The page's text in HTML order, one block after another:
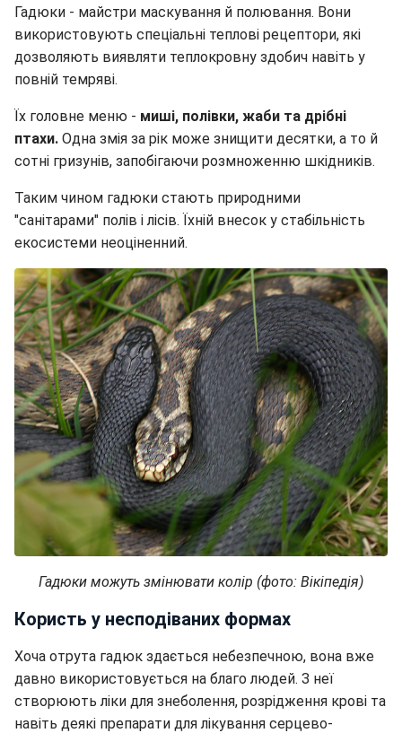
Гадюки - майстри маскування й полювання. Вони
використовують спеціальні теплові рецептори, які
дозволяють виявляти теплокровну здобич навіть у
повній темряві.
Їх головне меню - миші, полівки, жаби та дрібні
птахи. Одна змія за рік може знищити десятки, а то й
сотні гризунів, запобігаючи розмноженню шкідників.
Таким чином гадюки стають природними
"санітарами" полів і лісів. Їхній внесок у стабільність
екосистеми неоціненний.
Гадюки можуть змінювати колір (фото: Вікіпедія)
Користь у несподіваних формах
Хоча отрута гадюк здається небезпечною, вона вже
давно використовується на благо людей. З неї
створюють ліки для знеболення, розрідження крові та
навіть деякі препарати для лікування серцево-